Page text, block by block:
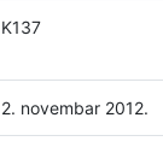
K137
2. novembar 2012.